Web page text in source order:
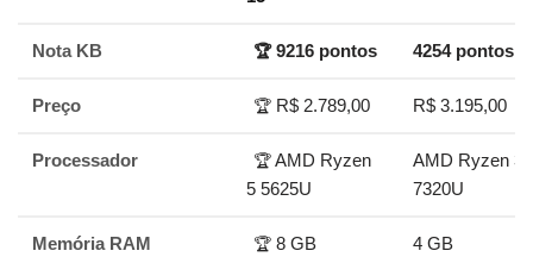
Nota KB 🏆9216 pontos 4254 pontos
Preço 🏆 R$ 2.789,00 R$ 3.195,00
Processador 🏆 AMD Ryzen
5 5625U
AMD Ryzen 3
7320U
Memória RAM 🏆 8 GB 4 GB